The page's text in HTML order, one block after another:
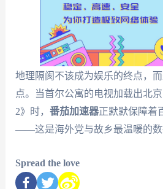
地理隔阂不该成为娱乐的终点，
点。当首尔公寓的电视加载出北
2》时， 番茄加速器正默默保障着
——这是海外党与故乡最温暖的数
Spread the love